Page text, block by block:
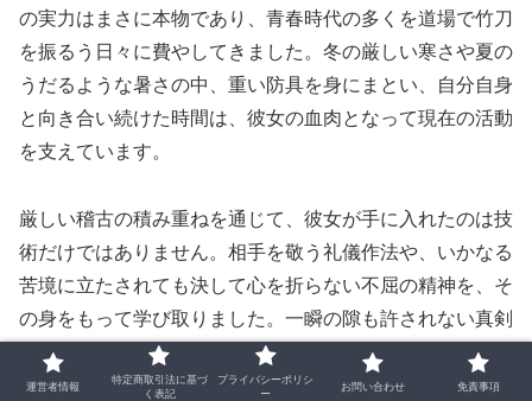
の実力はまさに本物であり、青春時代の多くを道場で竹刀
を振るう日々に費やしてきました。冬の厳しい寒さや夏の
うだるような暑さの中、重い防具を身にまとい、自分自身
と向き合い続けた時間は、彼女の血肉となって現在の活動
を支えています。
厳しい稽古の積み重ねを通じて、彼女が手に入れたのは技
術だけではありません。相手を敬う礼儀作法や、いかなる
苦境に立たされても決して心を折らない不屈の精神を、そ
の身をもって学び取りました。一瞬の隙も許されない真剣
勝負の世界で磨かれた集中力は、現在の芸能活動における
長時間の撮影や、瞬発的な表現力が求められる現場で遺憾
運営者情報
特定商取引法に基づ
く表記
プライバシーポリシ
ー
お問い合わせ 免責事項